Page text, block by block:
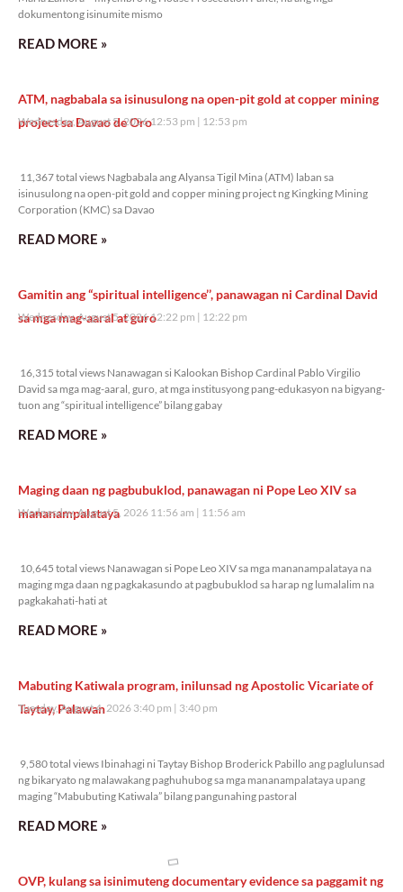
dokumentong isinumite mismo
READ MORE »
ATM, nagbabala sa isinusulong na open-pit gold at copper mining
project sa Davao de Oro
Wednesday, August 5, 2026 12:53 pm 12:53 pm
11,367 total views Nagbabala ang Alyansa Tigil Mina (ATM) laban sa
isinusulong na open-pit gold and copper mining project ng Kingking Mining
Corporation (KMC) sa Davao
READ MORE »
Gamitin ang “spiritual intelligence’’, panawagan ni Cardinal David
sa mga mag-aaral at guro
Wednesday, August 5, 2026 12:22 pm 12:22 pm
16,315 total views Nanawagan si Kalookan Bishop Cardinal Pablo Virgilio
David sa mga mag-aaral, guro, at mga institusyong pang-edukasyon na bigyang-
tuon ang “spiritual intelligence” bilang gabay
READ MORE »
Maging daan ng pagbubuklod, panawagan ni Pope Leo XIV sa
mananampalataya
Wednesday, August 5, 2026 11:56 am 11:56 am
10,645 total views Nanawagan si Pope Leo XIV sa mga mananampalataya na
maging mga daan ng pagkakasundo at pagbubuklod sa harap ng lumalalim na
pagkakahati-hati at
READ MORE »
Mabuting Katiwala program, inilunsad ng Apostolic Vicariate of
Taytay, Palawan
Tuesday, August 4, 2026 3:40 pm 3:40 pm
9,580 total views Ibinahagi ni Taytay Bishop Broderick Pabillo ang paglulunsad
ng bikaryato ng malawakang paghuhubog sa mga mananampalataya upang
maging “Mabubuting Katiwala” bilang pangunahing pastoral
READ MORE »
OVP, kulang sa isinimuteng documentary evidence sa paggamit ng